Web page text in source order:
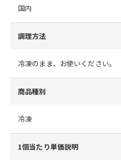
国内
調理方法
冷凍のまま、お使いください。
商品種別
冷凍
1個当たり単価説明